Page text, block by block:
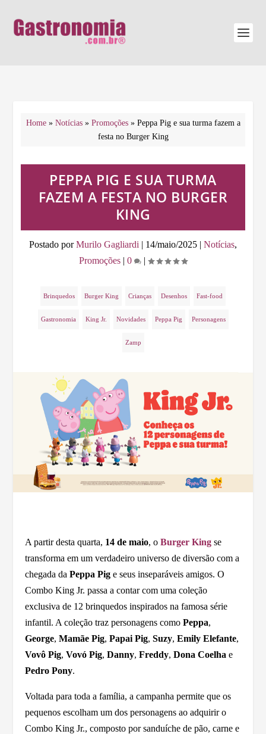
Home» Notícias» Promoções» Peppa Pig e sua turma fazem a
festa no Burger King
PEPPA PIG E SUA TURMA
FAZEM A FESTA NO BURGER
KING
Postado porMurilo Gagliardi | 14/maio/2025 | Notícias,
Promoções | 0 |
Brinquedos Burger King Crianças Desenhos Fast-food
Gastronomia King Jr. Novidades Peppa Pig Personagens
Zamp
A partir desta quarta, 14 de maio, oBurger King se
transforma em um verdadeiro universo de diversão com a
chegada daPeppa Pig e seus inseparáveis amigos. O
Combo King Jr. passa a contar com uma coleção
exclusiva de 12 brinquedos inspirados na famosa série
infantil. A coleção traz personagens comoPeppa,
George,Mamãe Pig,Papai Pig,Suzy,Emily Elefante,
Vovô Pig,Vovó Pig,Danny,Freddy,Dona Coelha e
Pedro Pony.
Voltada para toda a família, a campanha permite que os
pequenos escolham um dos personagens ao adquirir o
Combo King Jr., composto por sanduíche de pão, carne e